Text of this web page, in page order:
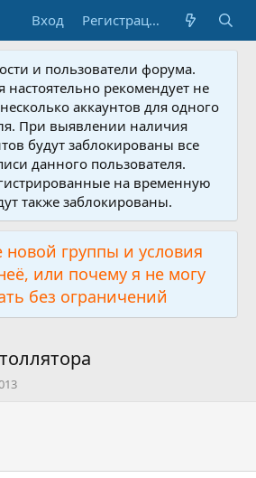
Вход Регистрация
и пользователи форума.
рекомендует не
аккаунтов для одного
При выявлении наличия
будут заблокированы все
данного пользователя.
на временную
также заблокированы.
новой группы и условия
или почему я не могу
без ограничений